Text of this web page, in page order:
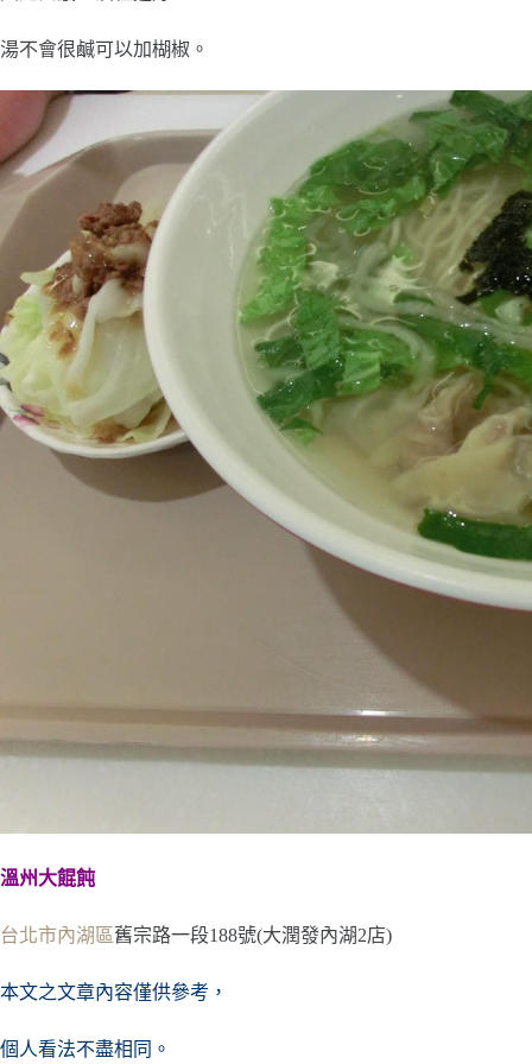
湯不會很鹹可以加楜椒。
溫州大餛飩
台北市內湖區舊宗路一段188號(大潤發內湖2店)
本文之文章內容僅供參考，
個人看法不盡相同。